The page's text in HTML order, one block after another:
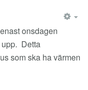
onsdagen
upp. Detta
som ska ha värmen